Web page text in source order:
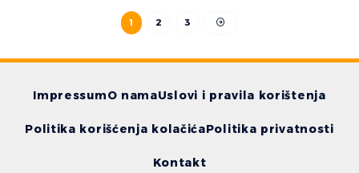
1 2 3
ImpressumO namaUslovi i pravila korištenja
Politika korišćenja kolačićaPolitika privatnosti
Kontakt